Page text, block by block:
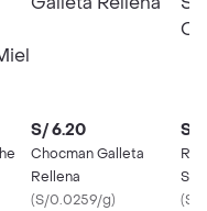
S/ 6.20
Chocman Galleta
Rellena
(S/0.0259/g)
S/
Rip
(S/